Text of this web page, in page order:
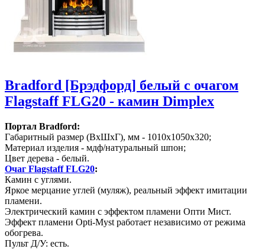
Bradford [Брэдфорд] белый с очагом
Flagstaff FLG20 - камин Dimplex
Портал Bradford:
Габаритный размер (ВхШхГ), мм - 1010х1050х320;
Материал изделия - мдф/натуральный шпон;
Цвет дерева - белый.
Очаг Flagstaff FLG20:
Камин с углями.
Яркое мерцание углей (муляж), реальный эффект имитации
пламени.
Электрический камин с эффектом пламени Опти Мист.
Эффект пламени Opti-Myst работает независимо от режима
обогрева.
Пульт Д/У: есть.